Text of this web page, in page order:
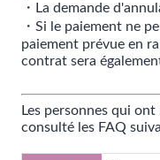
・La demande
・Si le paiement ne
paiement prévue en
contrat sera
Les personnes qui
consulté les FAQ